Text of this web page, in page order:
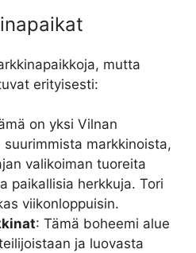
mutta
erityisesti:
on yksi Vilnan
markkinoista,
valikoiman tuoreita
paikallisia herkkuja. Tori
viikonloppuisin.
: Tämä boheemi alue
ja luovasta